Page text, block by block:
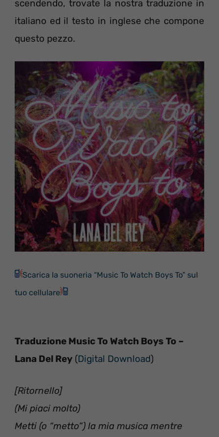
scendendo, trovate la nostra traduzione in
italiano ed il testo in inglese che compone
questo pezzo.
Scarica la suoneria “Music To Watch Boys To” sul
tuo cellulare
Traduzione Music To Watch Boys To –
Lana Del Rey (Digital Download)
[Ritornello]
(Mi piaci molto)
Metti (o “metto”) la mia musica mentre